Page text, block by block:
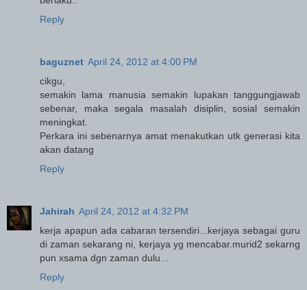
Reply
baguznet April 24, 2012 at 4:00 PM
cikgu,
semakin lama manusia semakin lupakan tanggungjawab
sebenar, maka segala masalah disiplin, sosial semakin
meningkat.
Perkara ini sebenarnya amat menakutkan utk generasi kita
akan datang
Reply
Jahirah April 24, 2012 at 4:32 PM
kerja apapun ada cabaran tersendiri...kerjaya sebagai guru
di zaman sekarang ni, kerjaya yg mencabar.murid2 sekarng
pun xsama dgn zaman dulu...
Reply